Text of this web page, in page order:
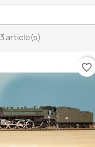
article(s)
favorite_border